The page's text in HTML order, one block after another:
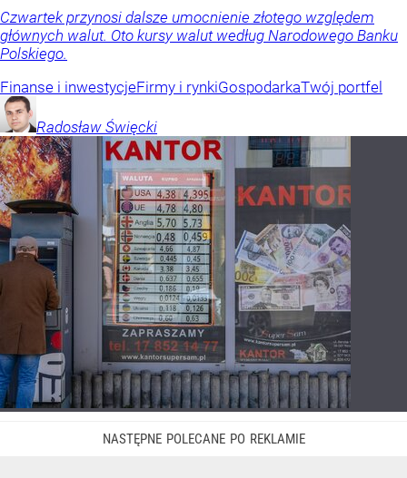
Czwartek przynosi dalsze umocnienie złotego względem
głównych walut. Oto kursy walut według Narodowego Banku
Polskiego.
Finanse i inwestycjeFirmy i rynkiGospodarkaTwój portfel
Radosław Święcki